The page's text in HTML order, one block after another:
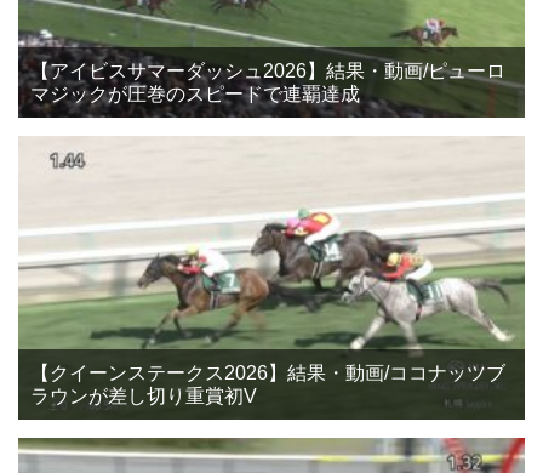
【アイビスサマーダッシュ2026】結果・動画/ピューロ
マジックが圧巻のスピードで連覇達成
【クイーンステークス2026】結果・動画/ココナッツブ
ラウンが差し切り重賞初V